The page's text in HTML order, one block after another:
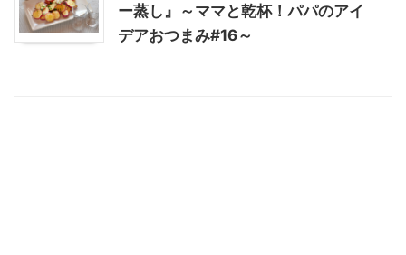
ー蒸し』～ママと乾杯！パパのアイ
デアおつまみ#16～